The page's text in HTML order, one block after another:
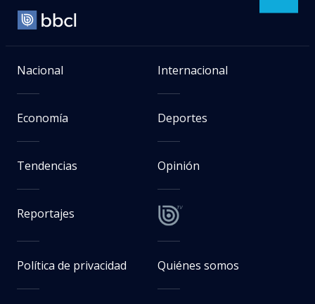
Nacional Internacional
Economía Deportes
Tendencias Opinión
Reportajes
Política de privacidad Quiénes somos